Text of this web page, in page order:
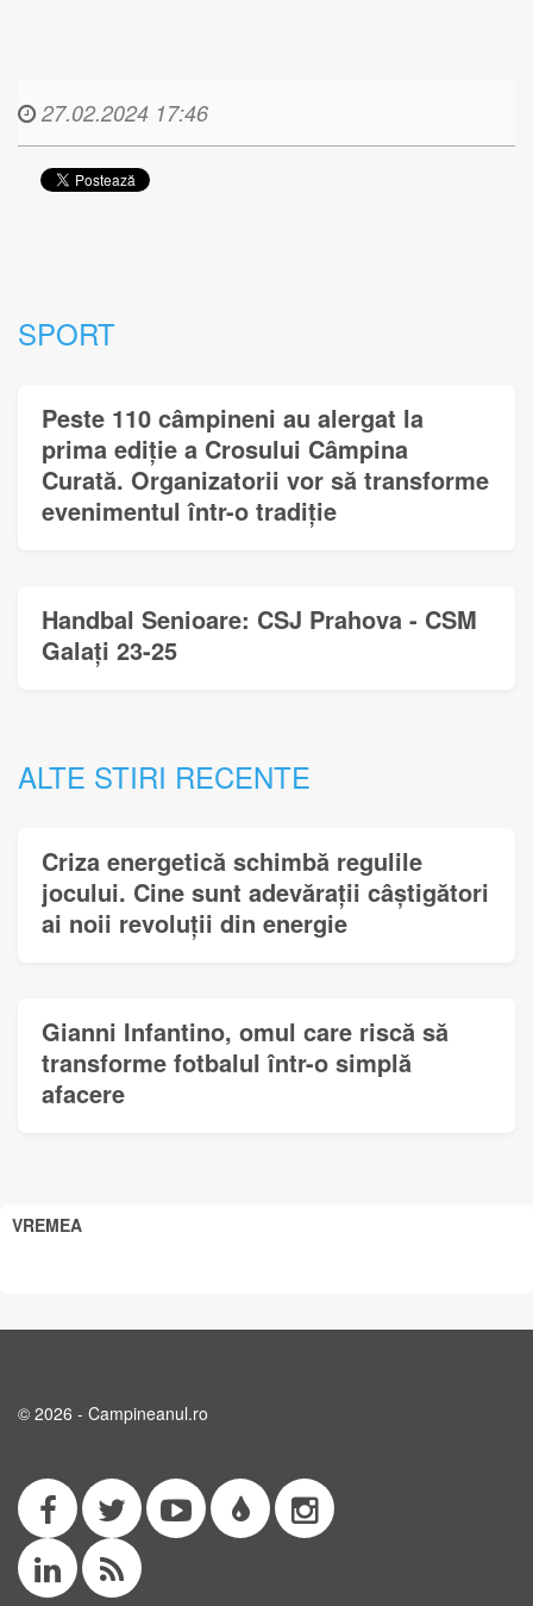
27.02.2024 17:46
SPORT
Peste 110 câmpineni au alergat la
prima ediție a Crosului Câmpina
Curată. Organizatorii vor să transforme
evenimentul într-o tradiție
Handbal Senioare: CSJ Prahova - CSM
Galați 23-25
ALTE STIRI RECENTE
Criza energetică schimbă regulile
jocului. Cine sunt adevărații câștigători
ai noii revoluții din energie
Gianni Infantino, omul care riscă să
transforme fotbalul într-o simplă
afacere
VREMEA
© 2026 - Campineanul.ro